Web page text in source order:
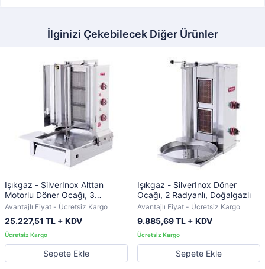
İlginizi Çekebilecek Diğer Ürünler
Işıkgaz - SilverInox Alttan
Motorlu Döner Ocağı, 3
Radyanlı, Doğalgazlı
Avantajlı Fiyat - Ücretsiz Kargo
25.227,51 TL + KDV
Sepete Ekle
Işıkgaz - SilverInox Döner
Ocağı, 2 Radyanlı, Doğalgazlı
Avantajlı Fiyat - Ücretsiz Kargo
9.885,69 TL + KDV
Sepete Ekle